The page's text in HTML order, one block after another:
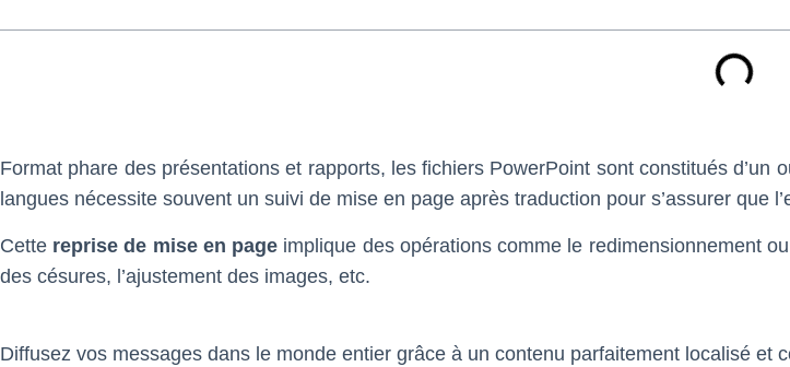
Format phare des présentations et rapports, les fichiers PowerPoint sont constitués
langues nécessite souvent un suivi de mise en page après traduction pour s’assurer que
Cette reprise de mise en page implique des opérations comme le redimensionnement
des césures, l’ajustement des images, etc.
Diffusez vos messages dans le monde entier grâce à un contenu parfaitement localisé